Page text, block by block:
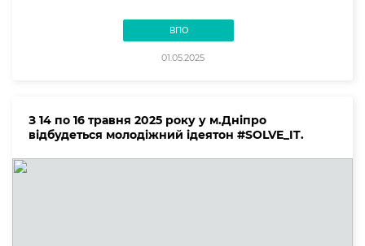
ВПО
01.05.2025
З 14 по 16 травня 2025 року у м.Дніпро
відбудеться молодіжний ідеятон #SOLVE_IT.